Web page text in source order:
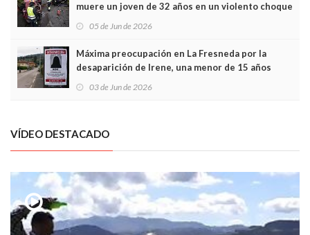
muere un joven de 32 años en un violento choque
frontal
05 de Jun de 2026
Máxima preocupación en La Fresneda por la
desaparición de Irene, una menor de 15 años
03 de Jun de 2026
VÍDEO DESTACADO